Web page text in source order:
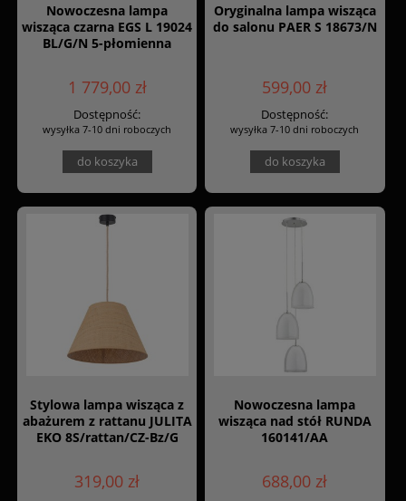
Nowoczesna lampa
wisząca czarna EGS L 19024
BL/G/N 5-płomienna
1 779,00 zł
Dostępność:
wysyłka 7-10 dni roboczych
do koszyka
Oryginalna lampa wisząca
do salonu PAER S 18673/N
599,00 zł
Dostępność:
wysyłka 7-10 dni roboczych
do koszyka
Stylowa lampa wisząca z
abażurem z rattanu JULITA
EKO 8S/rattan/CZ-Bz/G
319,00 zł
Nowoczesna lampa
wisząca nad stół RUNDA
160141/AA
688,00 zł